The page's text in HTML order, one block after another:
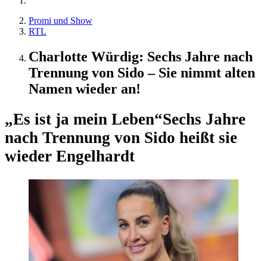
Promi und Show
RTL
Charlotte Würdig: Sechs Jahre nach
Trennung von Sido – Sie nimmt alten
Namen wieder an!
„Es ist ja mein Leben“Sechs Jahre
nach Trennung von Sido heißt sie
wieder Engelhardt